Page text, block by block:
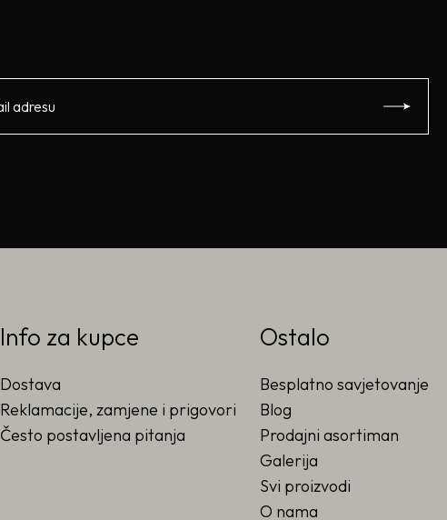
Info za kupce
Dostava
Reklamacije, zamjene i prigovori
Često postavljena pitanja
Ostalo
Besplatno savjetovanje
Blog
Prodajni asortiman
Galerija
Svi proizvodi
O nama